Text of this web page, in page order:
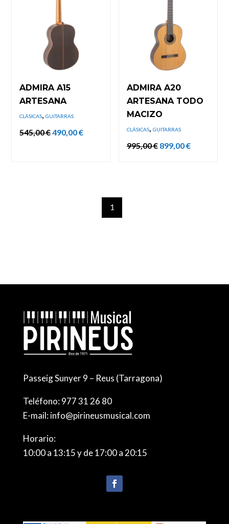
ADMIRA A15
ARTESANA
CLÁSICAS,GUITARRAS
545,00€El
precio
490,00€El
ADMIRA A20
ARTESANA TODO
MACIZO
CLÁSICAS, GUITARRAS
995,00€ El
precio
899,00€El
1
Passeig Sunyer 9 – Reus (Tarragona)
Teléfono: 977 31 26 80
E-mail: info@pirineusmusical.com
Horario:
10:00 a 13:15 y de 17:00 a 20:15